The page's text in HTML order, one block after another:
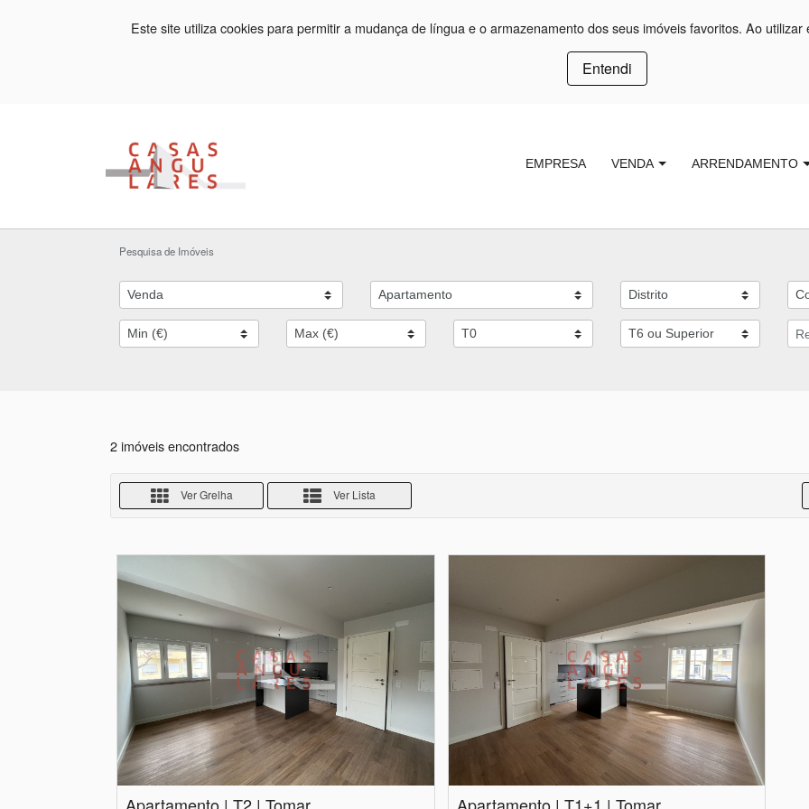
Este site utiliza cookies para permitir a mudança de língua e o armazenamento dos seus imóveis favoritos. Ao
Entendi
EMPRESA VENDA ARRENDAMENTO
Pesquisa de Imóveis
2 imóveis encontrados
Ver Grelha Ver Lista